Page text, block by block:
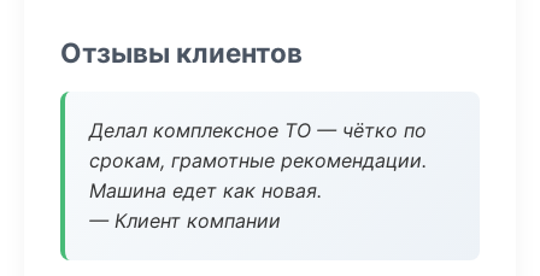
Отзывы клиентов
Делал комплексное ТО — чётко по
срокам, грамотные рекомендации.
Машина едет как новая.
— Клиент компании